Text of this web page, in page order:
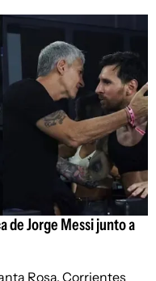
de Jorge Messi junto a